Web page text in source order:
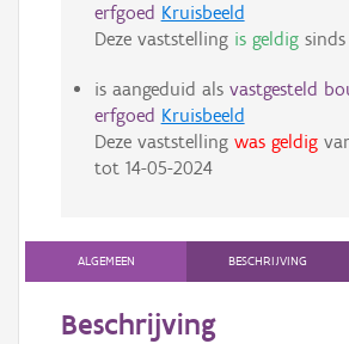
erfgoed Kruisbeeld
Deze vaststelling is geldigsinds
is aangeduid als vastgesteld
erfgoed Kruisbeeld
Deze vaststelling was geldig
tot 14-05-2024
ALGEMEEN BESCHRIJVING
Beschrijving